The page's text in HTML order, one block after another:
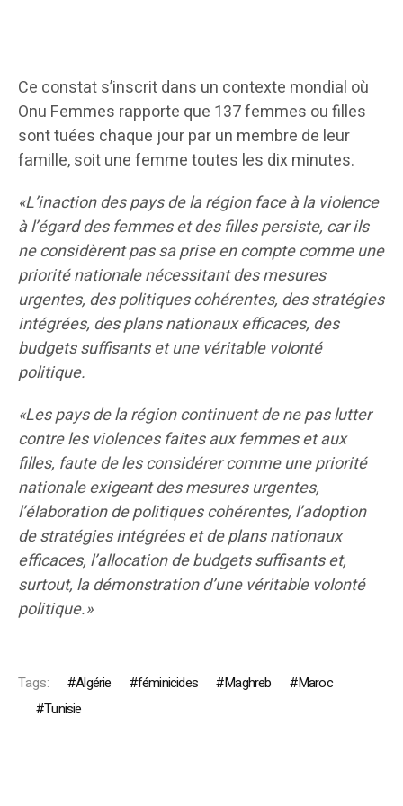
Ce constat s’inscrit dans un contexte mondial où
Onu Femmes rapporte que 137 femmes ou filles
sont tuées chaque jour par un membre de leur
famille, soit une femme toutes les dix minutes.
«L’inaction des pays de la région face à la violence
à l’égard des femmes et des filles persiste, car ils
ne considèrent pas sa prise en compte comme une
priorité nationale nécessitant des mesures
urgentes, des politiques cohérentes, des stratégies
intégrées, des plans nationaux efficaces, des
budgets suffisants et une véritable volonté
politique.
«Les pays de la région continuent de ne pas lutter
contre les violences faites aux femmes et aux
filles, faute de les considérer comme une priorité
nationale exigeant des mesures urgentes,
l’élaboration de politiques cohérentes, l’adoption
de stratégies intégrées et de plans nationaux
efficaces, l’allocation de budgets suffisants et,
surtout, la démonstration d’une véritable volonté
politique.»
Tags: Algérie féminicides Maghreb
Maroc
Tunisie